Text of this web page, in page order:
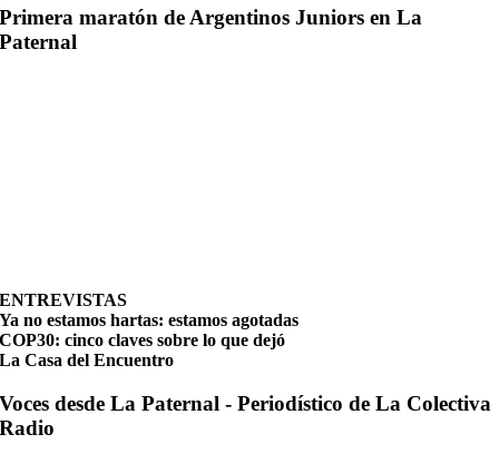
Primera maratón de Argentinos Juniors en La
Paternal
ENTREVISTAS
Ya no estamos hartas: estamos agotadas
COP30: cinco claves sobre lo que dejó
La Casa del Encuentro
Voces desde La Paternal - Periodístico de La Colectiva
Radio